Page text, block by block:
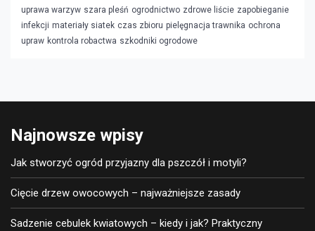
uprawa warzyw szara pleśń ogrodnictwo zdrowe liście zapobieganie
infekcji materiały siatek czas zbioru pielęgnacja trawnika ochrona
upraw kontrola robactwa szkodniki ogrodowe
Najnowsze wpisy
Jak stworzyć ogród przyjazny dla pszczół i motyli?
Cięcie drzew owocowych – najważniejsze zasady
Sadzenie cebulek kwiatowych – kiedy i jak? Praktyczny